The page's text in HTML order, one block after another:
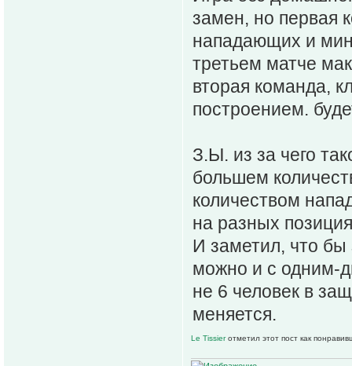
замен, но первая
нападающих и
третьем матче
вторая команда,
построением.
З.Ы. из за чего
большем
количеством
на разных
И заметил, что бы
можно и с одним-
не 6 человек в
меняется.
Le Tissierотметил этот пост как